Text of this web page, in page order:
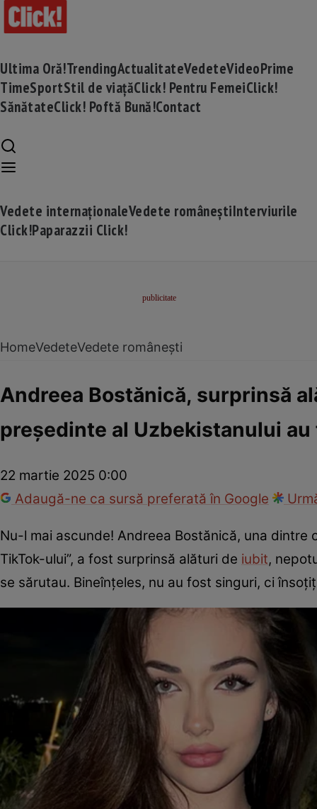
Ultima Oră!TrendingActualitateVedeteVideoPrime
TimeSportStil de viațăClick! Pentru FemeiClick!
SănătateClick! Poftă Bună!Contact
Vedete internaționaleVedete româneștiInterviurile
Click!Paparazzii Click!
HomeVedeteVedete românești
Andreea Bostănică, surprinsă
președinte al Uzbekistanului
22 martie 2025 0:00
Adaugă-ne ca sursă preferată în Google
Nu-l mai ascunde! Andreea Bostănică, una
TikTok-ului”, a fost surprinsă alături de iubit,
se sărutau. Bineînțeles, nu au fost singuri, ci